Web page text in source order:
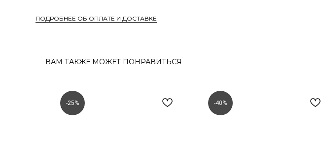
ПОДРОБНЕЕ ОБ ОПЛАТЕ И ДОСТАВКЕ
ВАМ ТАКЖЕ МОЖЕТ ПОНРАВИТЬСЯ
-25% -40%